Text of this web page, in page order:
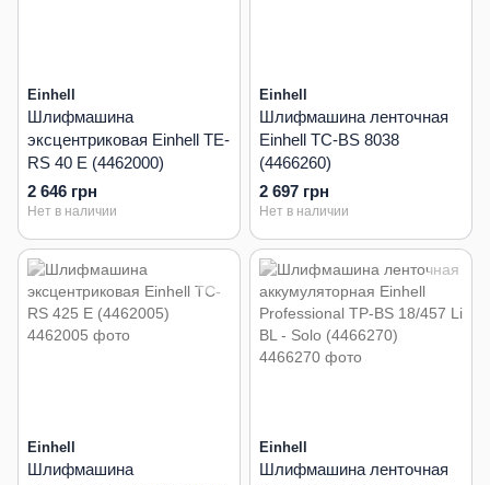
Einhell
Шлифмашина
эксцентриковая Einhell TE-
RS 40 E (4462000)
2 646 грн
Нет в наличии
Einhell
Шлифмашина ленточная
Einhell TC-BS 8038
(4466260)
2 697 грн
Нет в наличии
Einhell
Шлифмашина
Einhell
Шлифмашина ленточная